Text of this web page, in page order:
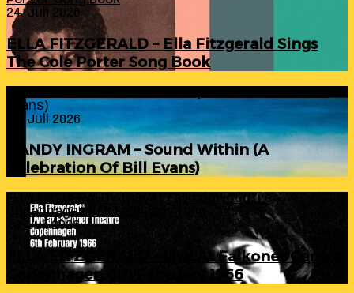
24. Juli 2026
ELLA FITZGERALD – Ella Fitzgerald Sings
The Cole Porter Song Book
Evans)
24. Juli 2026
RANDY INGRAM – Sound Within (A
Celebration Of Bill Evans)
ELLA FITZGERALD – Live At Falkoner Centre
Copenhagen 6th February 1966
23. Juli 2026
ELLA FITZGERALD – Live At Falkoner Centre
Copenhagen 6th February 1966